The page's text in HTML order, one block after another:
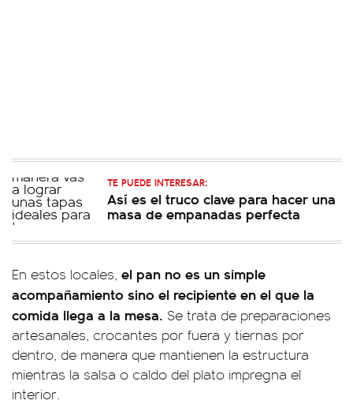
TE PUEDE INTERESAR:
Así es el truco clave para hacer una
masa de empanadas perfecta
En estos locales, el pan no es un simple
acompañamiento sino el recipiente en el que la
comida llega a la mesa. Se trata de preparaciones
artesanales, crocantes por fuera y tiernas por
dentro, de manera que mantienen la estructura
mientras la salsa o caldo del plato impregna el
interior.